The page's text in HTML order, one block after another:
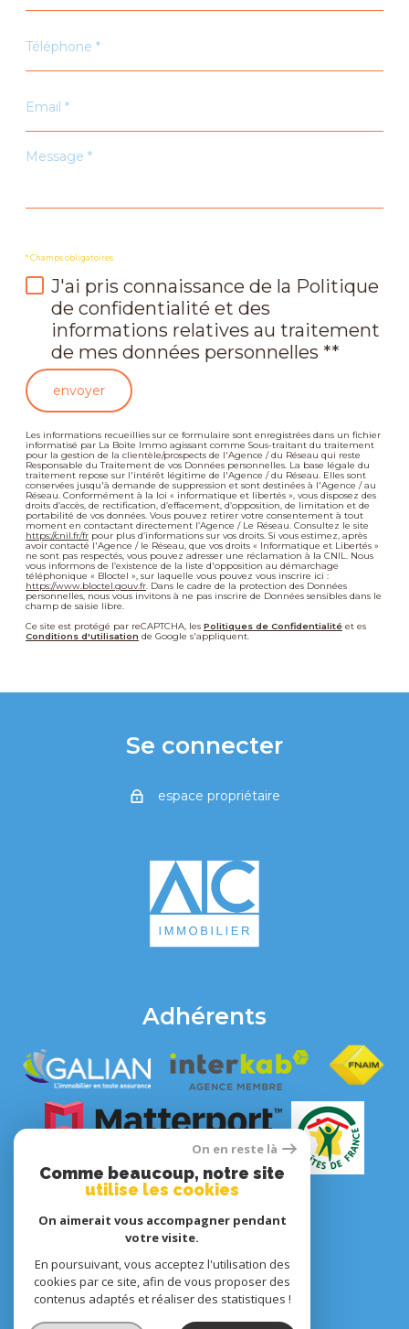
*
Message
* Champs obligatoires
J'ai pris connaissance de la Politique
de confidentialité et des
informations relatives au traitement
de mes données personnelles **
envoyer
Les informations recueillies sur ce formulaire sont enregistrées dans un fichier
informatisé par La Boite Immo agissant comme Sous-traitant du traitement
pour la gestion de la clientèle/prospects de l'Agence / du Réseau qui reste
Responsable du Traitement de vos Données personnelles. La base légale du
traitement repose sur l'intérêt légitime de l'Agence / du Réseau. Elles sont
conservées jusqu'à demande de suppression et sont destinées à l'Agence / au
Réseau. Conformément à la loi « informatique et libertés », vous disposez des
droits d’accès, de rectification, d’effacement, d’opposition, de limitation et de
portabilité de vos données. Vous pouvez retirer votre consentement à tout
moment en contactant directement l’Agence / Le Réseau. Consultez le site
https://cnil.fr/fr pour plus d’informations sur vos droits. Si vous estimez, après
avoir contacté l'Agence / le Réseau, que vos droits « Informatique et Libertés »
ne sont pas respectés, vous pouvez adresser une réclamation à la CNIL. Nous
vous informons de l’existence de la liste d'opposition au démarchage
téléphonique « Bloctel », sur laquelle vous pouvez vous inscrire ici :
https://www.bloctel.gouv.fr. Dans le cadre de la protection des Données
personnelles, nous vous invitons à ne pas inscrire de Données sensibles dans le
champ de saisie libre.
Ce site est protégé par reCAPTCHA, les Politiques de Confidentialité et es
Conditions d'utilisation de Google s'appliquent.
Se connecter
espace propriétaire
Adhérents
© 2022
Tous droits réservés
Traduction powered by Google
Nos honoraires Plan du site
On en reste là
Comme beaucoup, notre site
utilise les cookies
On aimerait vous accompagner pendant
votre visite.
En poursuivant, vous acceptez l'utilisation des
cookies par ce site, afin de vous proposer des
contenus adaptés et réaliser des statistiques !